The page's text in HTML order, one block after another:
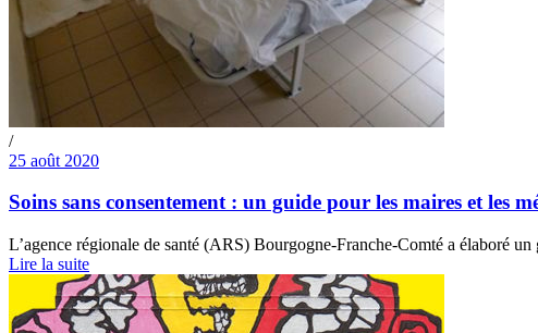
/
25 août 2020
Soins sans consentement : un guide pour les maires et les
L’agence régionale de santé (ARS) Bourgogne-Franche-Comté a élaboré
Lire la suite